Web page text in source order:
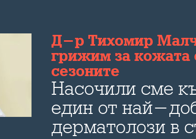
Д-р Тихомир
грижим за кожата
сезоните
Насочили сме
един от най-
дерматолози в